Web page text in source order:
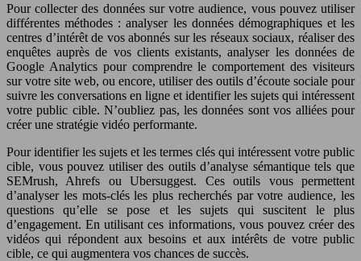
Pour collecter des données sur votre audience, vous pouvez utiliser
différentes méthodes : analyser les données démographiques et les
centres d’intérêt de vos abonnés sur les réseaux sociaux, réaliser des
enquêtes auprès de vos clients existants, analyser les données de
Google Analytics pour comprendre le comportement des visiteurs
sur votre site web, ou encore, utiliser des outils d’écoute sociale pour
suivre les conversations en ligne et identifier les sujets qui intéressent
votre public cible. N’oubliez pas, les données sont vos alliées pour
créer une stratégie vidéo performante.
Pour identifier les sujets et les termes clés qui intéressent votre public
cible, vous pouvez utiliser des outils d’analyse sémantique tels que
SEMrush, Ahrefs ou Ubersuggest. Ces outils vous permettent
d’analyser les mots-clés les plus recherchés par votre audience, les
questions qu’elle se pose et les sujets qui suscitent le plus
d’engagement. En utilisant ces informations, vous pouvez créer des
vidéos qui répondent aux besoins et aux intérêts de votre public
cible, ce qui augmentera vos chances de succès.